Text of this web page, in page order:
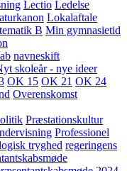
Lectio Ledelse
Lokalaftale
B Min gymnasietid
navneskift
skoleår - nye ideer
OK 15 OK 21 OK 24
Overenskomst
Præstationskultur
Professionel
tryghed regeringens